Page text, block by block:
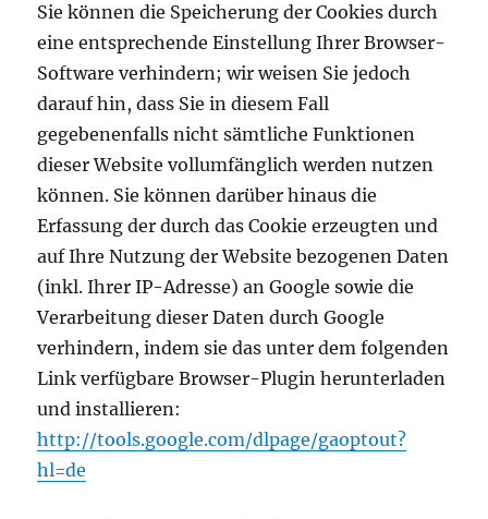
Sie können die Speicherung der Cookies durch
eine entsprechende Einstellung Ihrer Browser-
Software verhindern; wir weisen Sie jedoch
darauf hin, dass Sie in diesem Fall
gegebenenfalls nicht sämtliche Funktionen
dieser Website vollumfänglich werden nutzen
können. Sie können darüber hinaus die
Erfassung der durch das Cookie erzeugten und
auf Ihre Nutzung der Website bezogenen Daten
(inkl. Ihrer IP-Adresse) an Google sowie die
Verarbeitung dieser Daten durch Google
verhindern, indem sie das unter dem folgenden
Link verfügbare Browser-Plugin herunterladen
und installieren:
http://tools.google.com/dlpage/gaoptout?
hl=de